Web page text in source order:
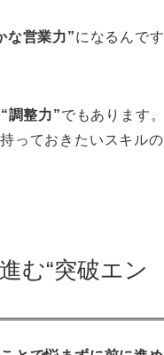
な営業力”になるんです
調整力”でもあります。
っておきたいスキルの
む“突破エン